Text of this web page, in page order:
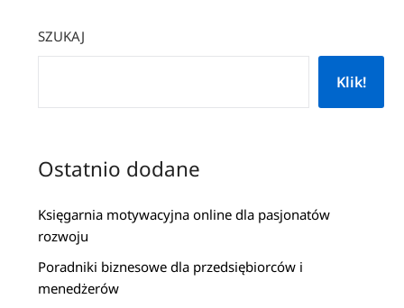
SZUKAJ
Klik!
Ostatnio dodane
Księgarnia motywacyjna online dla pasjonatów
rozwoju
Poradniki biznesowe dla przedsiębiorców i
menedżerów